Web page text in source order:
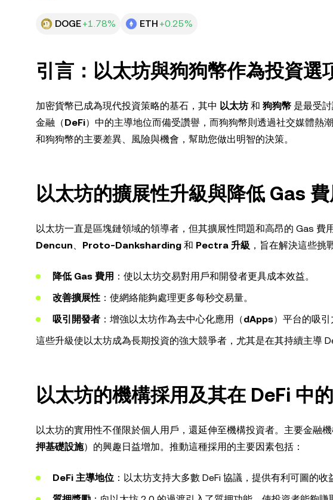
DOGE+1.78% ETH +0.25%
引言：以太坊與狗狗幣作為投資選
加密貨幣已成為現代投資策略的基石，其中 以太坊 和 狗狗幣 是最受
金融（DeFi）中的主導地位而備受讚譽，而狗狗幣則透過社交媒體熱
和狗狗幣的主要差異、風險與機會，幫助您做出明智的決策。
以太坊的擴展性升級與降低 Gas 費
以太坊一直是區塊鏈領域的領導者，但其擴展性問題和高昂的 Gas 費
Dencun、 Proto-Danksharding 和 Pectra 升級 ，旨在解決這些挑
降低 Gas 費用 ：使以太坊交易對用戶和開發者更具成本效益。
改善擴展性 ：使網絡能夠處理更多每秒交易量。
吸引開發者 ：增強以太坊作為去中心化應用（dApps）平台的吸引
這些升級使以太坊成為長期投資的強大競爭者，尤其是在其持續主導
以太坊的機構採用及其在 DeFi 中
以太坊的實用性不僅限於個人用戶，還延伸至機構投資者。主要金融
押基礎設施）的興趣日益增加。推動這種採用的主要因素包括：
DeFi 主導地位 ：以太坊支持大多數 DeFi 協議，提供有利可圖的收